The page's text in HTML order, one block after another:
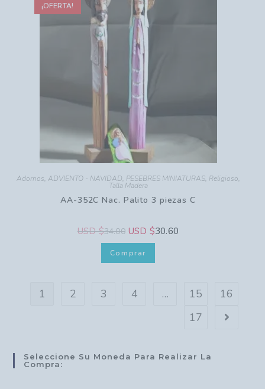
¡OFERTA!
Adornos, ADVIENTO - NAVIDAD, PESEBRES MINIATURAS, Religioso,
Talla Madera
AA-352C Nac. Palito 3 piezas C
USD $34.00 USD $30.60
Comprar
1 2 3 4 … 15
16
17
Seleccione Su Moneda Para Realizar La
Compra: